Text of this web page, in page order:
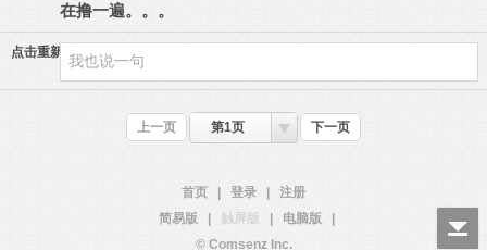
在撸一遍。。。
点击重新加载
上一页 第1页 下一页
首页 登录
注册
简易版
触屏版 电脑版
© Comsenz Inc.